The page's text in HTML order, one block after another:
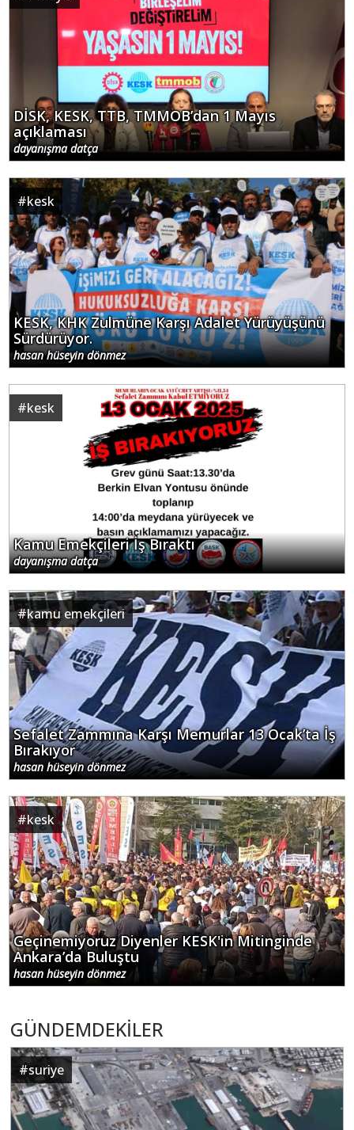
DİSK, KESK, TTB, TMMOB’dan 1 Mayıs
açıklaması
dayanışma datça
#kesk
KESK, KHK Zulmüne Karşı Adalet Yürüyüşünü
Sürdürüyor.
hasan hüseyin dönmez
#kesk
Kamu Emekçileri İş Bıraktı
dayanışma datça
#kamu emekçileri
Sefalet Zammına Karşı Memurlar 13 Ocak’ta İş
Bırakıyor
hasan hüseyin dönmez
#kesk
Geçinemiyoruz Diyenler KESK'in Mitinginde
Ankara’da Buluştu
hasan hüseyin dönmez
GÜNDEMDEKİLER
#suriye